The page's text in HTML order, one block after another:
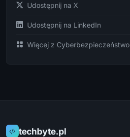
Udostępnij na X
Udostępnij na LinkedIn
Więcej z Cyberbezpieczeństwo
techbyte.pl